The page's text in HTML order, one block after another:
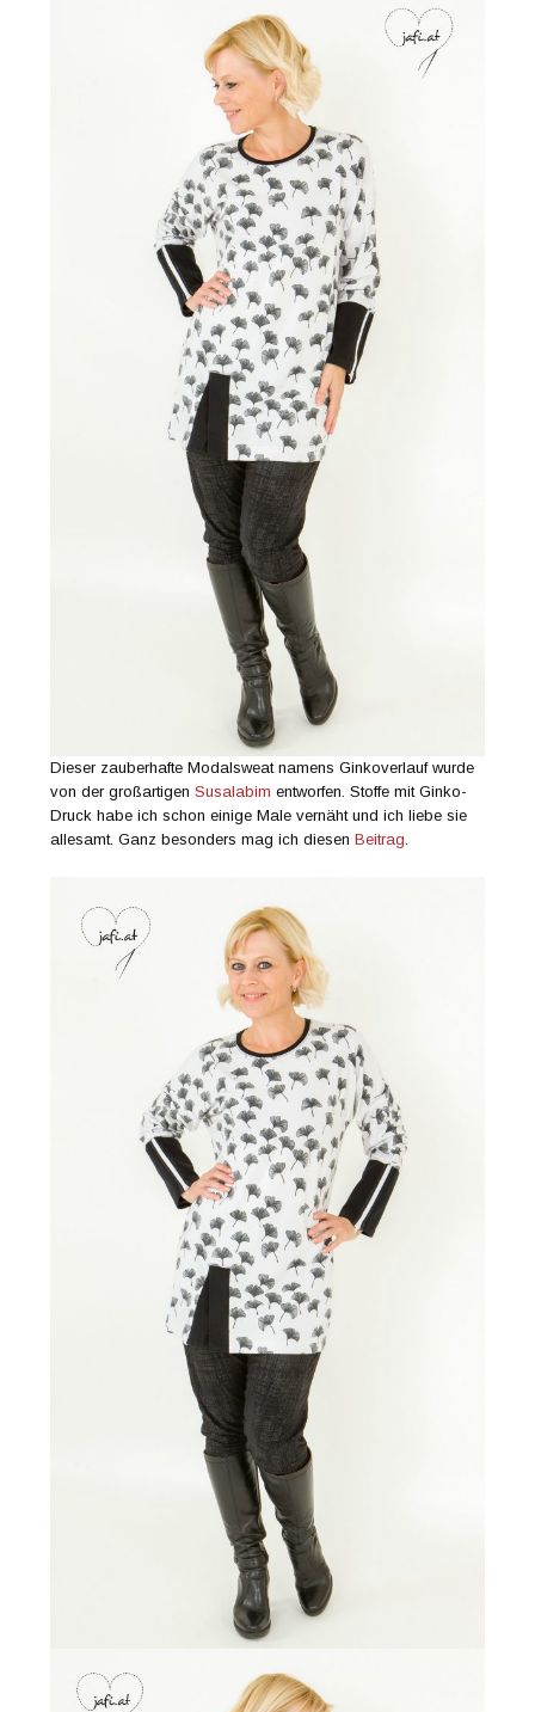
Dieser zauberhafte Modalsweat namens Ginkoverlauf wurde
von der großartigenSusalabim entworfen. Stoffe mit Ginko-
Druck habe ich schon einige Male vernäht und ich liebe sie
allesamt. Ganz besonders mag ich diesenBeitrag.